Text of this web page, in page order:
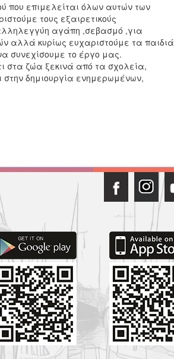
που επιμελείται όλων αυτών των
τους εξαιρετικούς
αγάπη ,σεβασμό ,για
αλλά κυρίως ευχαριστούμε τα παιδιά
συνεχίσουμε το έργο μας.
στα ζώα ξεκινά από τα σχολεία,
στην δημιουργία ενημερωμένων,